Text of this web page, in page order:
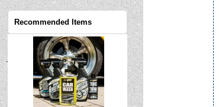
Recommended Items